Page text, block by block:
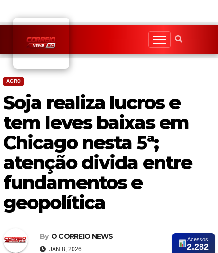
content
AGRO
Soja realiza lucros e
tem leves baixas em
Chicago nesta 5ª;
atenção divida entre
fundamentos e
geopolítica
By O CORREIO NEWS
JAN 8, 2026
Acessos
2.282